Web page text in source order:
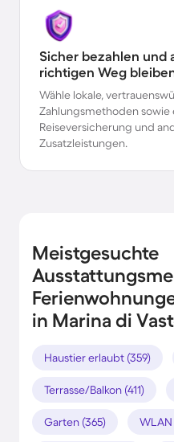
Sicher bezahlen und
richtigen Weg
Wähle lokale,
Zahlungsmethoden sowie
Reiseversicherung und
Zusatzleistungen.
Meistgesuchte
in Marina di
Haustier erlaubt (359)
Terrasse/Balkon (411)
Garten (365) WLAN